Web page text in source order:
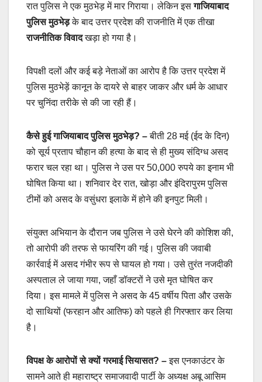
रात पुलिस ने एक मुठभेड़ में मार गिराया। लेकिन इसगाजियाबाद
पुलिस मुठभेड़के बाद उत्तर प्रदेश की राजनीति में एक तीखा
राजनीतिक विवादखड़ा हो गया है।
विपक्षी दलों और कई बड़े नेताओं का आरोप है कि उत्तर प्रदेश में
पुलिस मुठभेड़ें कानून के दायरे से बाहर जाकर और धर्म के आधार
पर चुनिंदा तरीके से की जा रही हैं।
कैसे हुई गाजियाबाद पुलिस मुठभेड़? –बीती 28 मई (ईद के दिन)
को सूर्य प्रताप चौहान की हत्या के बाद से ही मुख्य संदिग्ध असद
फरार चल रहा था। पुलिस ने उस पर 50,000 रुपये का इनाम भी
घोषित किया था। शनिवार देर रात, खोड़ा और इंदिरापुरम पुलिस
टीमों को असद के वसुंधरा इलाके में होने की इनपुट मिली।
संयुक्त अभियान के दौरान जब पुलिस ने उसे घेरने की कोशिश की,
तो आरोपी की तरफ से फायरिंग की गई। पुलिस की जवाबी
कार्रवाई में असद गंभीर रूप से घायल हो गया। उसे तुरंत नजदीकी
अस्पताल ले जाया गया, जहाँ डॉक्टरों ने उसे मृत घोषित कर
दिया। इस मामले में पुलिस ने असद के 45 वर्षीय पिता और उसके
दो साथियों (फरहान और आतिफ) को पहले ही गिरफ्तार कर लिया
है।
विपक्ष के आरोपों से क्यों गरमाई सियासत? –इस एनकाउंटर के
सामने आते ही महाराष्ट्र समाजवादी पार्टी के अध्यक्ष अबू आसिम